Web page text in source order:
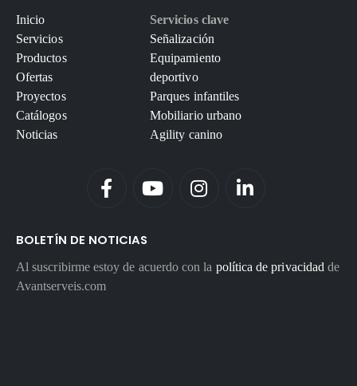
Inicio
Servicios
Productos
Ofertas
Proyectos
Catálogos
Noticias
Servicios clave
Señalización
Equipamiento
deportivo
Parques infantiles
Mobiliario urbano
Agility canino
BOLETÍN DE NOTICIAS
Al suscribirme estoy de acuerdo con la política de privacidad de
Avantserveis.com